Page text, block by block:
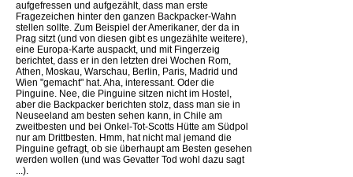
aufgefressen und aufgezählt, dass man erste
Fragezeichen hinter den ganzen Backpacker-Wahn
stellen sollte. Zum Beispiel der Amerikaner, der da in
Prag sitzt (und von diesen gibt es ungezählte weitere),
eine Europa-Karte auspackt, und mit Fingerzeig
berichtet, dass er in den letzten drei Wochen Rom,
Athen, Moskau, Warschau, Berlin, Paris, Madrid und
Wien "gemacht" hat. Aha, interessant. Oder die
Pinguine. Nee, die Pinguine sitzen nicht im Hostel,
aber die Backpacker berichten stolz, dass man sie in
Neuseeland am besten sehen kann, in Chile am
zweitbesten und bei Onkel-Tot-Scotts Hütte am Südpol
nur am Drittbesten. Hmm, hat nicht mal jemand die
Pinguine gefragt, ob sie überhaupt am Besten gesehen
werden wollen (und was Gevatter Tod wohl dazu sagt
...).